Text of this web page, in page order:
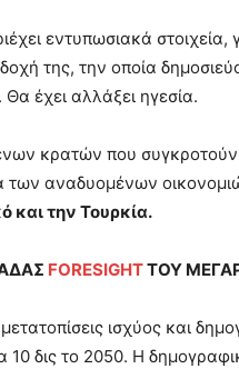
εντυπωσιακά
της, την οποία
έχει αλλάξει ηγεσία.
κρατών που
των αναδυομένων
και την Τουρκία.
FORESIGHTΤΟΥ
ισχύος και
10 δις το 2050. Η